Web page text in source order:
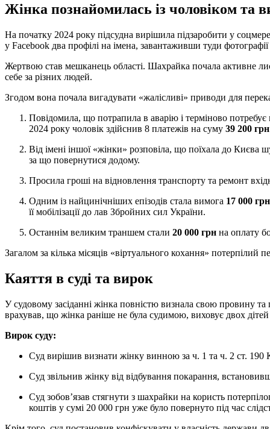
Жінка познайомилась із чоловіком та
На початку 2024 року підсудна вирішила підзаробити у
у Facebook два профілі на імена, завантаживши туди
Жертвою став мешканець області. Шахрайка почала активне
себе за різних людей.
Згодом вона почала вигадувати «жалісливі» приводи для
Повідомила, що потрапила в аварію і терміново потребує грошей на лікування. Лише за один вечір 19 червня
2024 року чоловік здійснив 8 платежів на суму 39 200 грн
Від імені іншої «жінки» розповіла, що поїхала до Києва шукати роботу, залишилася без копійки і не має
за що повернутися додому.
Просила гроші на відновлення транспорту та ремонт
Одним із найцинічніших епізодів стала вимога 17 000 грн
її мобілізації до лав Збройних сил України.
Останнім великим траншем стали 20 000 грн на оплату
Загалом за кілька місяців «віртуального кохання» потерпілий
Каяття в суді та вирок
У судовому засіданні жінка повністю визнала свою провину та
врахував, що жінка раніше не була судимою, виховує двох
Вирок суду:
Суд вирішив визнати жінку винною за ч. 1 та ч. 2 ст.
Суд звільнив жінку від відбування покарання,
Суд зобов’язав стягнути з шахрайки на користь
коштів у сумі 20 000 грн уже було повернуто під час